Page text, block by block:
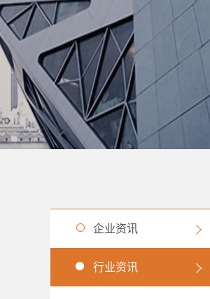
企业资讯
行业资讯